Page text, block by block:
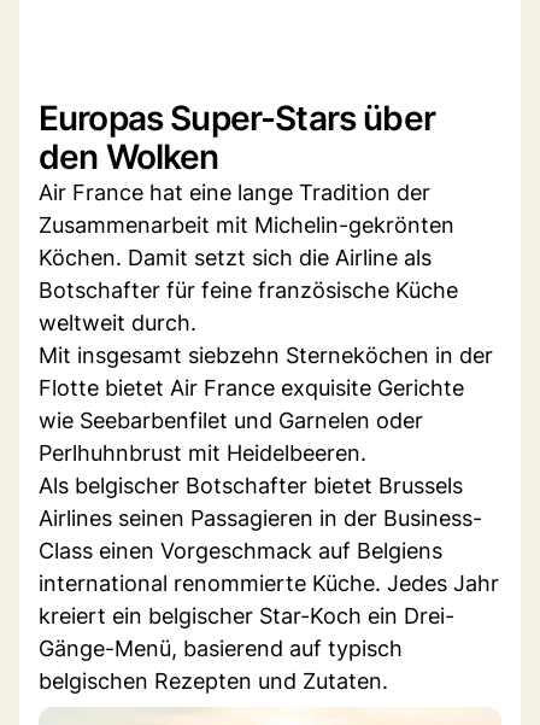
Europas Super-Stars über
den Wolken
Air France hat eine lange Tradition der
Zusammenarbeit mit Michelin-gekrönten
Köchen. Damit setzt sich die Airline als
Botschafter für feine französische Küche
weltweit durch.
Mit insgesamt siebzehn Sterneköchen in der
Flotte bietet Air France exquisite Gerichte
wie Seebarbenfilet und Garnelen oder
Perlhuhnbrust mit Heidelbeeren.
Als belgischer Botschafter bietet Brussels
Airlines seinen Passagieren in der Business-
Class einen Vorgeschmack auf Belgiens
international renommierte Küche. Jedes Jahr
kreiert ein belgischer Star-Koch ein Drei-
Gänge-Menü, basierend auf typisch
belgischen Rezepten und Zutaten.